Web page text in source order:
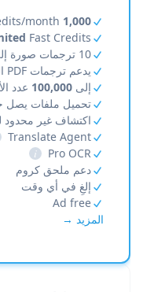
1,000
Fast Credits
10 ترجمات صورة إلى صورة/اليوم
يدعم ترجمات PDF الممسوحة ضوئيا
إلى 100,000 عدد
تحميل ملفات يصل
اكتشاف غير محدود
Translate Agent
Pro OCR
i
دعم ملحق كروم
إلغِ في أي وقت
Ad free
المزيد →